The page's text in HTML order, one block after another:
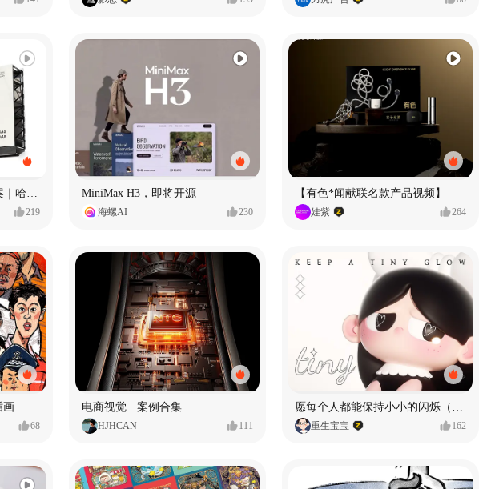
Ala 阿尔拉-铁锅｜品牌全案｜哈尔滨
219
MiniMax H3，即将开源
海螺AI 230
【有色*闻献联名款产品视频】
娃紫 264
画
68
电商视觉 · 案例合集
HJHCAN 111 重生宝宝 162